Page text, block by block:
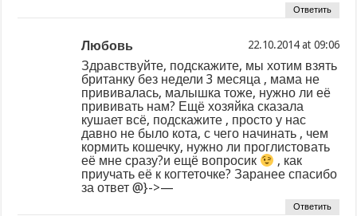
Ответить
Любовь at
Здравствуйте, подскажите, мы хотим взять
британку без недели 3 месяца , мама не
прививалась, малышка тоже, нужно ли её
прививать нам? Ещё хозяйка сказала
кушает всё, подскажите , просто у нас
давно не было кота, с чего начинать , чем
кормить кошечку, нужно ли проглистовать
её мне сразу?и ещё вопросик
, как
приучать её к когтеточке? Заранее спасибо
за ответ @}->—
Ответить